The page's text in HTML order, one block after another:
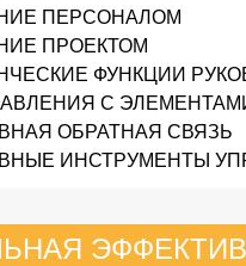
ПЕРСОНАЛОМ
ПРОЕКТОМ
ФУНКЦИИ
С
ОБРАТНАЯ СВЯЗЬ
ИНСТРУМЕНТЫ